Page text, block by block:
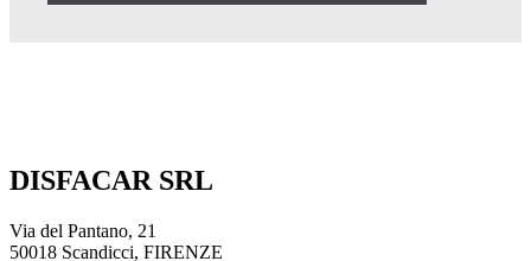
DISFACAR SRL
Via del Pantano, 21
50018 Scandicci, FIRENZE